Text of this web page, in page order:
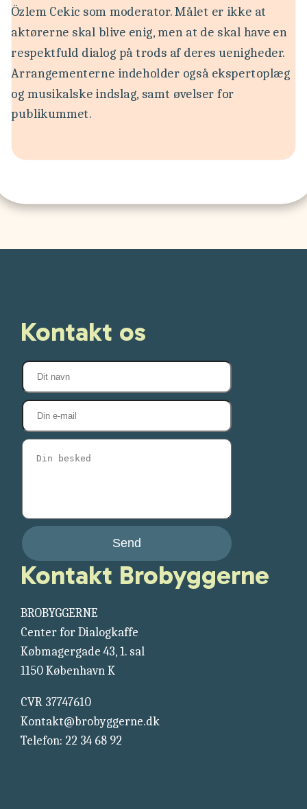
Özlem Cekic som moderator. Målet er ikke at
aktørerne skal blive enig, men at de skal have en
respektfuld dialog på trods af deres uenigheder.
Arrangementerne indeholder også ekspertoplæg
og musikalske indslag, samt øvelser for
publikummet.
Kontakt os
Kontakt
Send
Kontakt Brobyggerne
BROBYGGERNE
Center for Dialogkaffe
Købmagergade 43, 1. sal
1150 København K
CVR 37747610
Kontakt@brobyggerne.dk
Telefon: 22 34 68 92